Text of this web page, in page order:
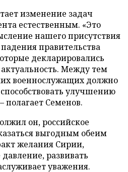
изменение задач
естественным. «Это
нашего присутствия
правительства
декларировались
Между тем
военнослужащих должно
улучшению
полагает Семенов.
он, российское
выгодным обеим
желания Сирии,
развивать
уважения.